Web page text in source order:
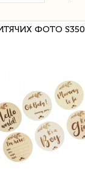
ФОТО S350